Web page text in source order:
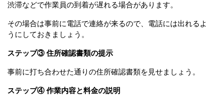
渋滞などで作業員の到着が遅れる場合があります。
その場合は事前に電話で連絡が来るので、電話には出れるよ
うにしておきましょう。
ステップ③ 住所確認書類の提示
事前に打ち合わせた通りの住所確認書類を見せましょう。
ステップ④ 作業内容と料金の説明